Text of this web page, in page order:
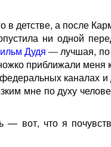
в детстве, а после
ни одной
Дудя —лучшая,
приближали меня
каналах
мне по духу
— вот, что я